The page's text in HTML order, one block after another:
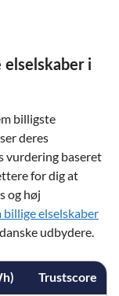
i
billigste
deres
vurdering baseret
for dig at
og høj
elselskaber
udbydere.
Trustscore